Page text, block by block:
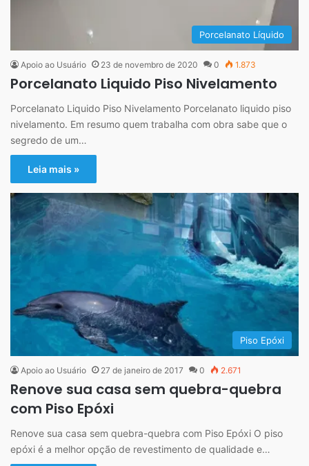
Porcelanato Líquido
Apoio ao Usuário 23 de novembro de 2020 0 1.873
Porcelanato Liquido Piso Nivelamento
Porcelanato Liquido Piso Nivelamento Porcelanato liquido piso
nivelamento. Em resumo quem trabalha com obra sabe que o
segredo de um…
Leia mais »
Piso Epóxi
Apoio ao Usuário 27 de janeiro de 2017 0 2.671
Renove sua casa sem quebra-quebra
com Piso Epóxi
Renove sua casa sem quebra-quebra com Piso Epóxi O piso
epóxi é a melhor opção de revestimento de qualidade e…